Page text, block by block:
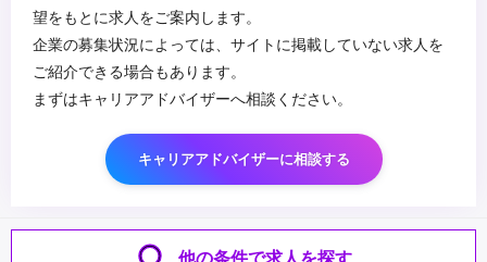
望をもとに求人をご案内します。
企業の募集状況によっては、サイトに掲載していない求人を
ご紹介できる場合もあります。
まずはキャリアアドバイザーへ相談ください。
キャリアアドバイザーに相談する
他の条件で求人を探す